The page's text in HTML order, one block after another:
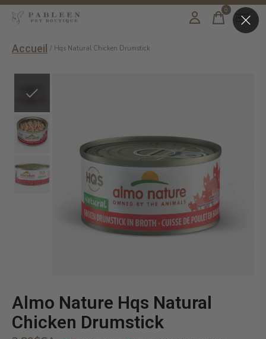
0items
Accueil / Hqs Natural Chicken Drumstick
Almo Nature Hqs Natural
Chicken Drumstick